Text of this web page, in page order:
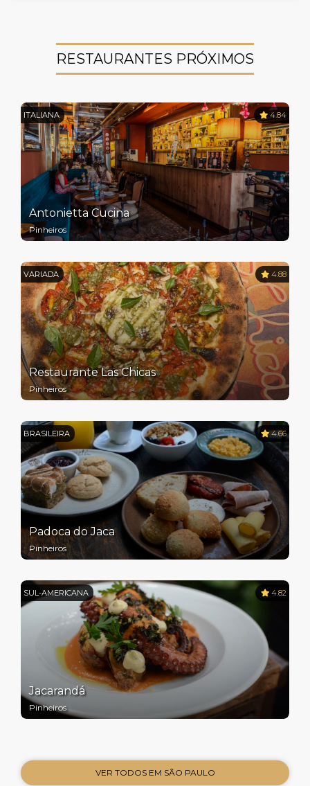
RESTAURANTES PRÓXIMOS
ITALIANA 4.84
Antonietta Cucina
Pinheiros
VARIADA 4.88
Restaurante Las Chicas
Pinheiros
BRASILEIRA 4.66
Padoca do Jaca
Pinheiros
SUL-AMERICANA 4.82
Jacarandá
Pinheiros
VER TODOS EM SÃO PAULO